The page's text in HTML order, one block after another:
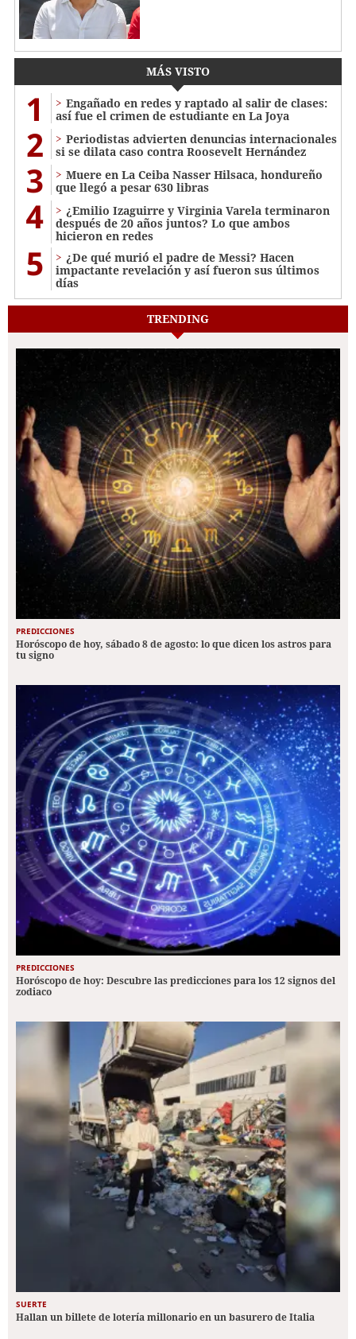
MÁS VISTO
1
Engañado en redes y raptado al salir de clases:
así fue el crimen de estudiante en La Joya
2
Periodistas advierten denuncias internacionales
si se dilata caso contra Roosevelt Hernández
3
Muere en La Ceiba Nasser Hilsaca, hondureño
que llegó a pesar 630 libras
4
¿Emilio Izaguirre y Virginia Varela terminaron
después de 20 años juntos? Lo que ambos
hicieron en redes
5
¿De qué murió el padre de Messi? Hacen
impactante revelación y así fueron sus últimos
días
TRENDING
PREDICCIONES
Horóscopo de hoy, sábado 8 de agosto: lo que dicen los astros para
tu signo
PREDICCIONES
Horóscopo de hoy: Descubre las predicciones para los 12 signos del
zodiaco
SUERTE
Hallan un billete de lotería millonario en un basurero de Italia